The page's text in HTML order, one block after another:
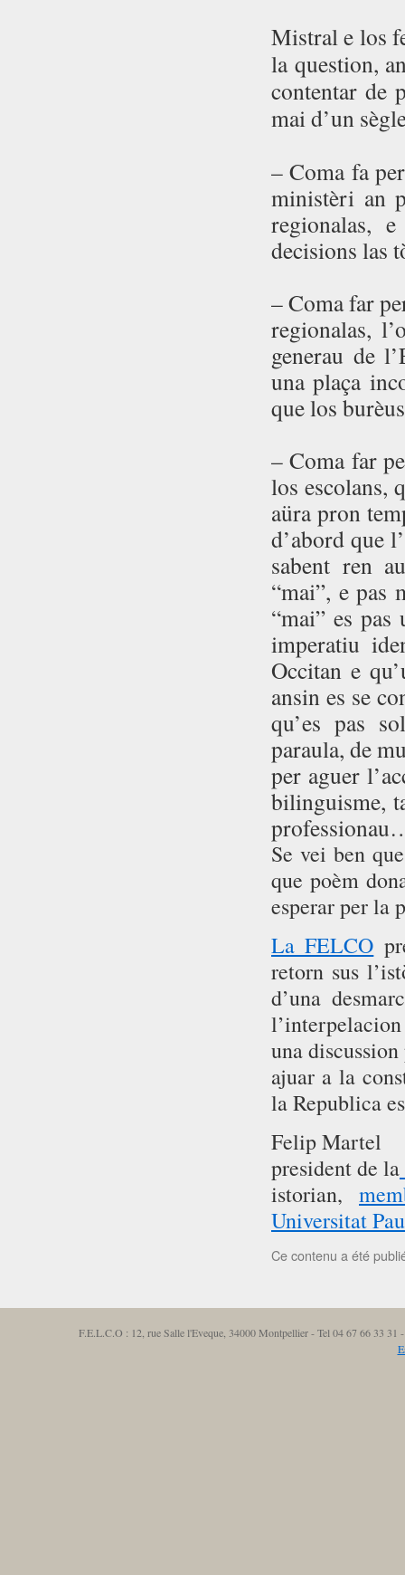
Mistral e los
la question,
contentar de
mai d’un
– Coma fa
ministèri an
regionalas,
decisions las
– Coma far
regionalas,
generau de
una plaça
que los
– Coma far
los escolans,
aüra pron
d’abord que
sabent ren
“mai”, e pas
“mai” es pas
imperatiu
Occitan e
ansin es se
qu’es pas
paraula, de
per aguer
bilinguisme,
Se vei ben
que poèm
esperar per la
La FELCO
retorn sus
d’una
una
ajuar a la
la Republica
Felip Martel
president de la
istorian,
Universitat
Ce contenu a été
F.E.L.C.O : 12, rue Salle l'Eveque, 34000 Montpellier - Tel 04 67 66 33